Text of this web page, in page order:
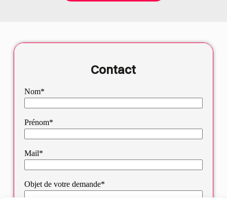
Contact
Nom*
Prénom*
Mail*
Objet de votre demande*